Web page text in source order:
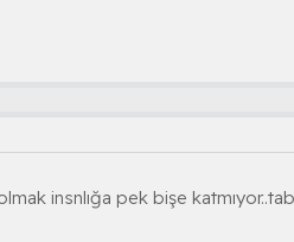
insnlığa pek bişe